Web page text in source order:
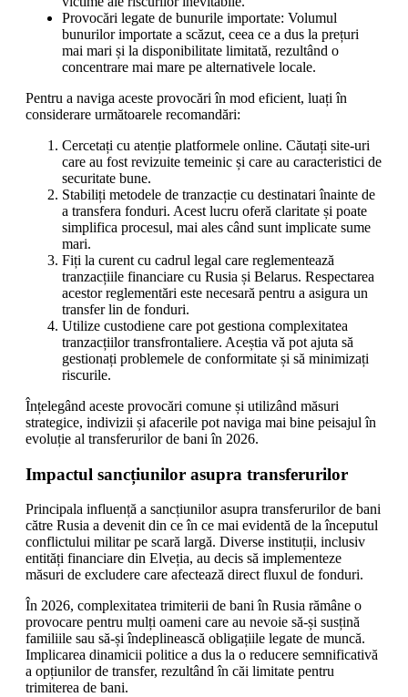
Provocări legate de bunurile importate: Volumul
bunurilor importate a scăzut, ceea ce a dus la prețuri
mai mari și la disponibilitate limitată, rezultând o
concentrare mai mare pe alternativele locale.
Pentru a naviga aceste provocări în mod eficient, luați în
considerare următoarele recomandări:
Cercetați cu atenție platformele online. Căutați site-uri
care au fost revizuite temeinic și care au caracteristici de
securitate bune.
Stabiliți metodele de tranzacție cu destinatari înainte de
a transfera fonduri. Acest lucru oferă claritate și poate
simplifica procesul, mai ales când sunt implicate sume
mari.
Fiți la curent cu cadrul legal care reglementează
tranzacțiile financiare cu Rusia și Belarus. Respectarea
acestor reglementări este necesară pentru a asigura un
transfer lin de fonduri.
Utilize custodiene care pot gestiona complexitatea
tranzacțiilor transfrontaliere. Aceștia vă pot ajuta să
gestionați problemele de conformitate și să minimizați
riscurile.
Înțelegând aceste provocări comune și utilizând măsuri
strategice, indivizii și afacerile pot naviga mai bine peisajul în
evoluție al transferurilor de bani în 2026.
Impactul sancțiunilor asupra transferurilor
Principala influență a sancțiunilor asupra transferurilor de bani
către Rusia a devenit din ce în ce mai evidentă de la începutul
conflictului militar pe scară largă. Diverse instituții, inclusiv
entități financiare din Elveția, au decis să implementeze
măsuri de excludere care afectează direct fluxul de fonduri.
În 2026, complexitatea trimiterii de bani în Rusia rămâne o
provocare pentru mulți oameni care au nevoie să-și susțină
familiile sau să-și îndeplinească obligațiile legate de muncă.
Implicarea dinamicii politice a dus la o reducere semnificativă
a opțiunilor de transfer, rezultând în căi limitate pentru
trimiterea de bani.